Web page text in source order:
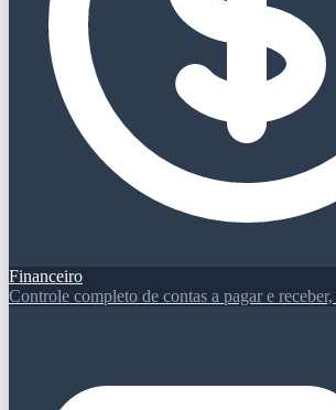
Financeiro
Controle completo de contas a pagar e